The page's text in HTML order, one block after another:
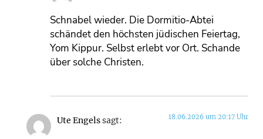
Schnabel wieder. Die Dormitio-Abtei
schändet den höchsten jüdischen Feiertag,
Yom Kippur. Selbst erlebt vor Ort. Schande
über solche Christen.
Ute Engelssagt: 18.06.2026 um 20:17 Uhr